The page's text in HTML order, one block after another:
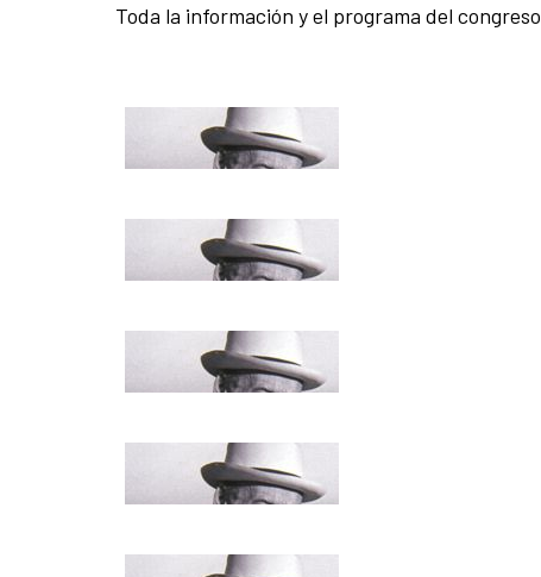
Toda la información y el programa del congreso